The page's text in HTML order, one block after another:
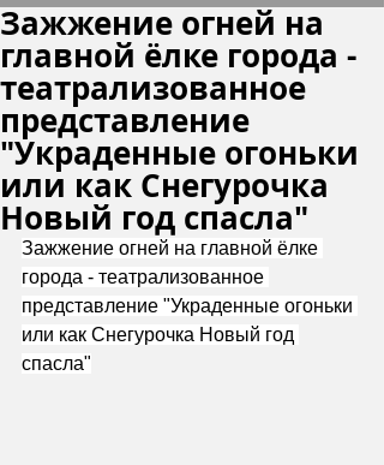
Зажжение огней на
главной ёлке города -
театрализованное
представление
"Украденные огоньки
или как Снегурочка
Новый год спасла"
Зажжение огней на главной ёлке
города - театрализованное
представление "Украденные огоньки
или как Снегурочка Новый год
спасла"